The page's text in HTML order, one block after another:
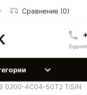
Сравнение (0)
0200-4C04-50T2 TiSiN